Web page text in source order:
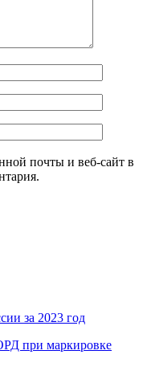
почты и веб-сайт в
за 2023 год
при маркировке